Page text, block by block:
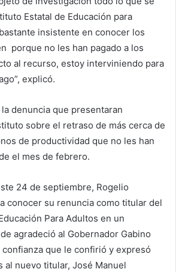
Estatal de Educación para
insistente en conocer los
porque no les han pagado a los
al recurso, estoy interviniendo para
explicó.
denuncia que presentaran
sobre el retraso de más cerca de
de productividad que no les han
el mes de febrero.
24 de septiembre, Rogelio
conocer su renuncia como titular del
Para Adultos en un
agradeció al Gobernador Gabino
que le confirió y expresó
al nuevo titular, José Manuel